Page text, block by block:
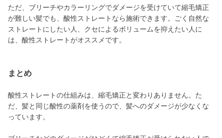
ただ、ブリーチやカラーリングでダメージを受けていて縮毛矯正
が難しい髪でも、酸性ストレートなら施術できます。ごく自然な
ストレートにしたい人、クセによるボリュームを抑えたい人に
は、酸性ストレートがオススメです。
まとめ
酸性ストレートの仕組みは、縮毛矯正と変わりありません。た
だ、髪と同じ酸性の薬剤を使うので、髪へのダメージが少なくな
っています。